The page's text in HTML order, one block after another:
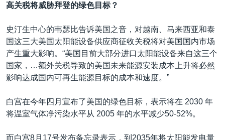
高关税将威胁拜登的绿色目标？
史汀生中心的韦瑟比告诉美国之音，对越南、马来西亚和泰
国这三大美国太阳能设备供应商征收关税将对美国国内市场
产生重大影响。“美国目前大部分进口太阳能设备来自这三个
国家，…额外关税导致的美国未来能源安装成本上升将必然
影响达成国内可再生能源目标的成本和速度。”
白宫在今年四月宣布了美国的绿色目标，表示将在 2030 年
将温室气体净污染水平从 2005 年的水平减少50-52%。
而白宫8月17号发布备忘录表示，到2035年将太阳能发电量